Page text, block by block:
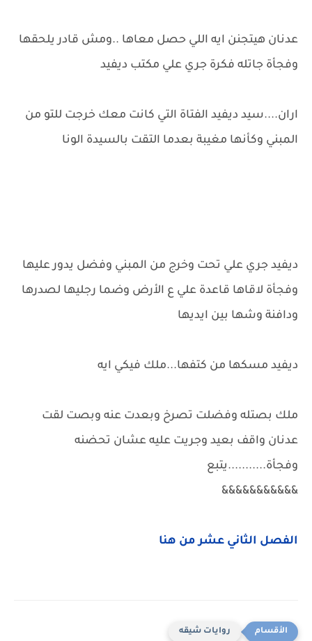
عدنان هيتجنن ايه اللي حصل معاها ..ومش قادر يلحقها
وفجأة جاتله فكرة جري علي مكتب ديفيد
اران....سيد ديفيد الفتاة التي كانت معك خرجت للتو من
المبني وكأنها مغيبة بعدما التقت بالسيدة الونا
ديفيد جري علي تحت وخرج من المبني وفضل يدور عليها
وفجأة لاقاها قاعدة علي ع الأرض وضما رجليها لصدرها
ودافنة وشها بين ايديها
ديفيد مسكها من كتفها...ملك فيكي ايه
ملك بصتله وفضلت تصرخ وبعدت عنه وبصت لقت
عدنان واقف بعيد وجريت عليه عشان تحضنه
وفجأة...........يتبع
&&&&&&&&&&&
الفصل الثاني عشر من هنا
روايات شيقه